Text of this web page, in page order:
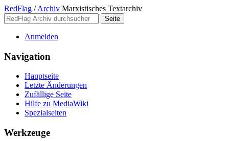
RedFlag / Archiv Marxistisches Textarchiv
Anmelden
Navigation
Hauptseite
Letzte Änderungen
Zufällige Seite
Hilfe zu MediaWiki
Spezialseiten
Werkzeuge